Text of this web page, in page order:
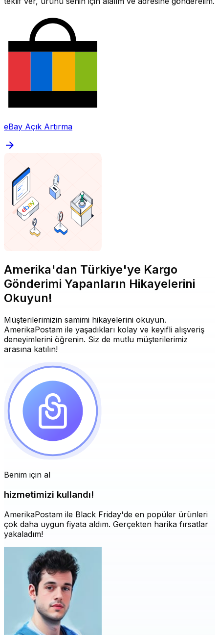
eBay Açık Artırma
Amerika'dan Türkiye'ye Kargo
Gönderimi Yapanların Hikayelerini
Okuyun!
Müşterilerimizin samimi hikayelerini okuyun.
AmerikaPostam ile yaşadıkları kolay ve keyifli alışveriş
deneyimlerini öğrenin. Siz de mutlu müşterilerimiz
arasına katılın!
Benim için al
hizmetimizi kullandı!
AmerikaPostam ile Black Friday'de en popüler ürünleri
çok daha uygun fiyata aldım. Gerçekten harika fırsatlar
yakaladım!